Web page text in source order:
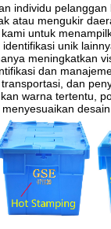
individu
atau mengukir
untuk
unik
meningkatkan
dan
dan
warna tertentu,